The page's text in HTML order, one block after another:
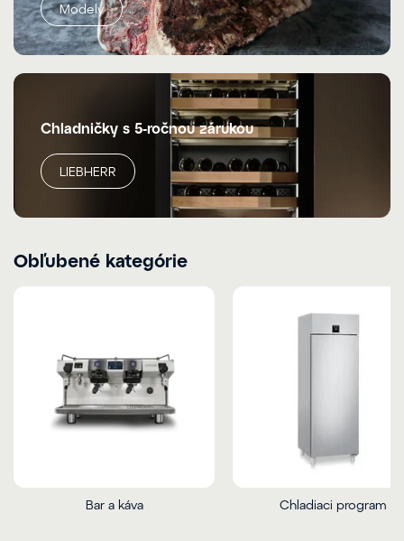
Modely
Chladničky s 5-ročnou zárukou
LIEBHERR
Obľubené kategórie
Bar a káva Chladiaci program